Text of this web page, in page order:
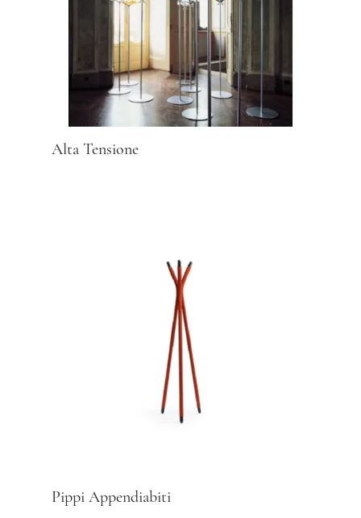
Alta Tensione
Pippi Appendiabiti